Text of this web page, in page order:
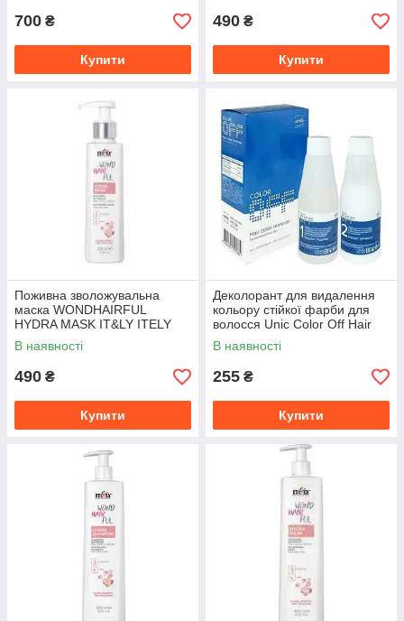
700 ₴
Купити
490 ₴
Купити
Поживна зволожувальна
маска WONDHAIRFUL
HYDRA MASK IT&LY ITELY
В наявності
490 ₴
Купити
Деколорант для видалення
кольору стійкої фарби для
волосся Unic Color Off Hair
Color Remover, 2*110 мл.
В наявності
255 ₴
Купити